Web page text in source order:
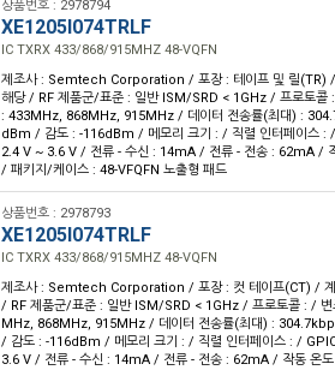
상품번호 : 2978794
XE1205I074TRLF
IC TXRX 433/868/915MHZ 48-VQFN
제조사 : Semtech Corporation / 포장 : 테이프 및 릴(TR)
해당 / RF 제품군/표준 : 일반 ISM/SRD < 1GHz / 프로토콜
: 433MHz, 868MHz, 915MHz / 데이터 전송률(최대) :
dBm / 감도 : -116dBm / 메모리 크기 : / 직렬 인터페이스 :
2.4 V ~ 3.6 V / 전류 - 수신 : 14mA / 전류 - 전송 : 62mA /
/ 패키지/케이스 : 48-VFQFN 노출형 패드
상품번호 : 2978793
XE1205I074TRLF
IC TXRX 433/868/915MHZ 48-VQFN
제조사 : Semtech Corporation / 포장 : 컷 테이프(CT) /
/ RF 제품군/표준 : 일반 ISM/SRD < 1GHz / 프로토콜 : /
MHz, 868MHz, 915MHz / 데이터 전송률(최대) :
/ 감도 : -116dBm / 메모리 크기 : / 직렬 인터페이스 : /
3.6 V / 전류 - 수신 : 14mA / 전류 - 전송 : 62mA / 작동 온